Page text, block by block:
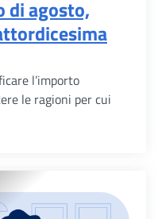
di agosto,
l’importo
le ragioni per cui